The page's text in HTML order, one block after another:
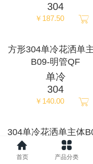
304
￥187.50
方形304单冷花洒单
B09-明管QF
单冷
304
￥140.00
304单冷花洒单主体
暗管QF
单冷
首页 产品分类